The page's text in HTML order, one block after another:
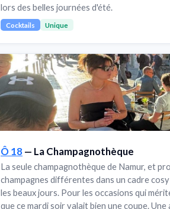
lors des belles journées d'été.
Cocktails Unique
Ô 18— La Champagnothèque
La seule champagnothèque de Namur, et
champagnes différentes dans un cadre
les beaux jours. Pour les occasions qui
que ce mardi soir valait bien une coupe.